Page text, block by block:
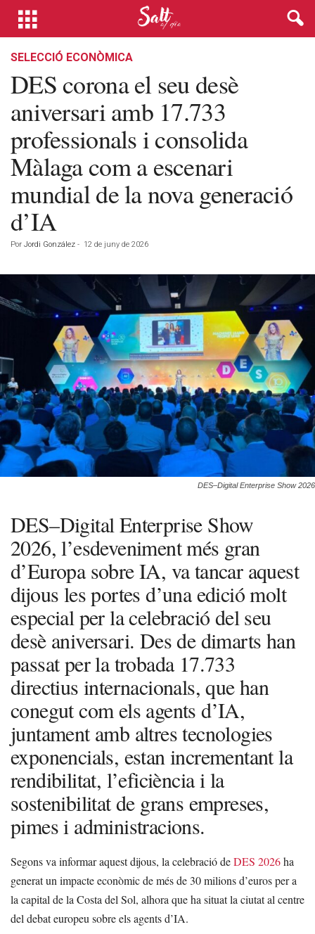
SELECCIÓ ECONÒMICA
DES corona el seu desè
aniversari amb 17.733
professionals i consolida
Màlaga com a escenari
mundial de la nova generació
d’IA
Por Jordi González - 12 de juny de 2026
DES–Digital Enterprise Show 2026
DES–Digital Enterprise Show
2026, l’esdeveniment més gran
d’Europa sobre IA, va tancar aquest
dijous les portes d’una edició molt
especial per la celebració del seu
desè aniversari. Des de dimarts han
passat per la trobada 17.733
directius internacionals, que han
conegut com els agents d’IA,
juntament amb altres tecnologies
exponencials, estan incrementant la
rendibilitat, l’eficiència i la
sostenibilitat de grans empreses,
pimes i administracions.
Segons va informar aquest dijous, la celebració deDES 2026ha
generat un impacte econòmic de més de 30 milions d’euros per a
la capital de la Costa del Sol, alhora que ha situat la ciutat al centre
del debat europeu sobre els agents d’IA.